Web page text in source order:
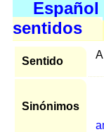
Español
sentidos
Sentido
A
Sinónimos